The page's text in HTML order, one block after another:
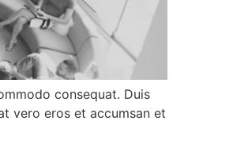
consequat. Duis
vero eros et accumsan et